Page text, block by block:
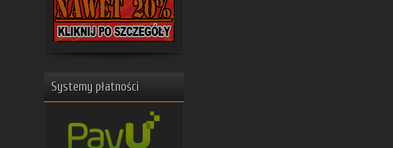
Systemy płatności